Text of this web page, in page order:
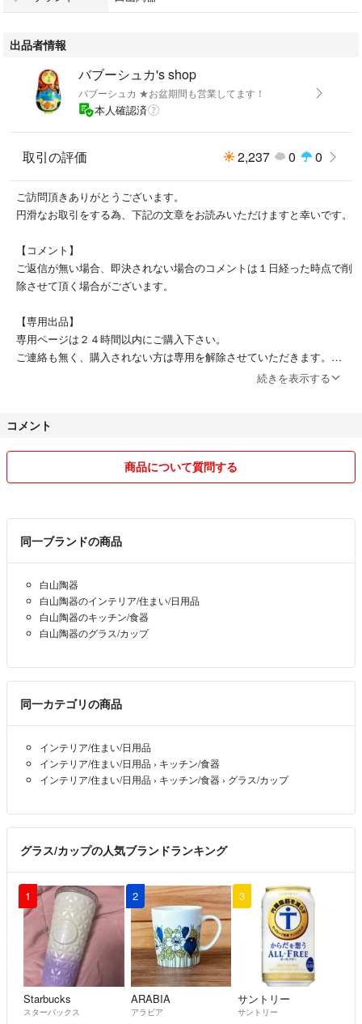
カップ：口径9.8cm 高さ5.0cm
容量：230ml
■生産地：日本（長崎県）
■素材：磁器
※電子レンジ、食洗機OK
※それぞれが職人さんによる手描きのうつわですので、商品によっては絵
数々の権威ある賞を数多く受賞している白山陶器。
瑠璃色のパターンをあしらったこの「ブルーム」シリーズは、一度完売す
ると数カ月待ちというベストセラー商品になりました。
和食器らしい落ち着いた色合いと北欧の雰囲気を感じさせる華やかさで、
和洋どちらの料理にもしっくり馴染む万能なデザインです！
★ブルームは他にも多数出品しています。
下記ワードで検索！
マトリョーシカ白山陶器
値引き致します。
出品者情報
バブーシュカ's shop
バブーシュカ ★お盆期間も営業してます！
本人確認済
取引の評価 2,237 0 0
ご訪問頂きありがとうございます。
円滑なお取引をする為、下記の文章をお読みいただけますと幸いです。
【コメント】
ご返信が無い場合、即決されない場合のコメントは１日経った時点で削
除させて頂く場合がございます。
【専用出品】
専用ページは２４時間以内にご購入下さい。
ご連絡も無く、購入されない方は専用を解除させていただきます。
ラクマの規約では（先にコメントを入れた方がいらしたとしても）ご購
【リピーター様値引き】
ト欄にてお申し出下さい。
一部商品はお値引き対象外ですのでご了承下さい。
システム上、ご購入後の売価変更は出来ませんので、必ず事前にコメン
※リピーター様かどうかは調べますので虚偽の申告はお止め下さい。
【おまとめ値引き】
おまとめ買いの方には送料分＋αを値引きいたしますが、購入前に必ず
クマパックの補償が一部受けられなくなります。バラバラに購入された
商品に関しては同梱及び同梱値引きは受けられませんので、予めご了承
下さい。
【お取り置き】
基本的にお断りしています。
代金の支払いは間にラクマが入っており、購入者と出品者の直接のやり
理で必要な場合、クレジットカードの請求明細書のコピー、またはAT
M、コンビニ払いの支払い画面のコピーなどが領収書代わりになりま
す。
【コンビニ／ＡＴＭ払いの方に】
お支払いは期限内にお願い致します。ご連絡も無く期限が過ぎた方はキ
ャンセルさせていただきます。
【着日・時間指定】
宅急便サイズの物で着指定をご希望の場合は、ご購入前にご相談下さ
続きを表示する
コメント
商品について質問する
同一ブランドの商品
白山陶器
白山陶器のインテリア/住まい/日用品
白山陶器のキッチン/食器
白山陶器のグラス/カップ
同一カテゴリの商品
インテリア/住まい/日用品
インテリア/住まい/日用品 › キッチン/食器
インテリア/住まい/日用品 › キッチン/食器 › グラス/カップ
グラス/カップの人気ブランドランキング
1
Starbucks
スターバックス
2
ARABIA
アラビア
3
サントリー
サントリー